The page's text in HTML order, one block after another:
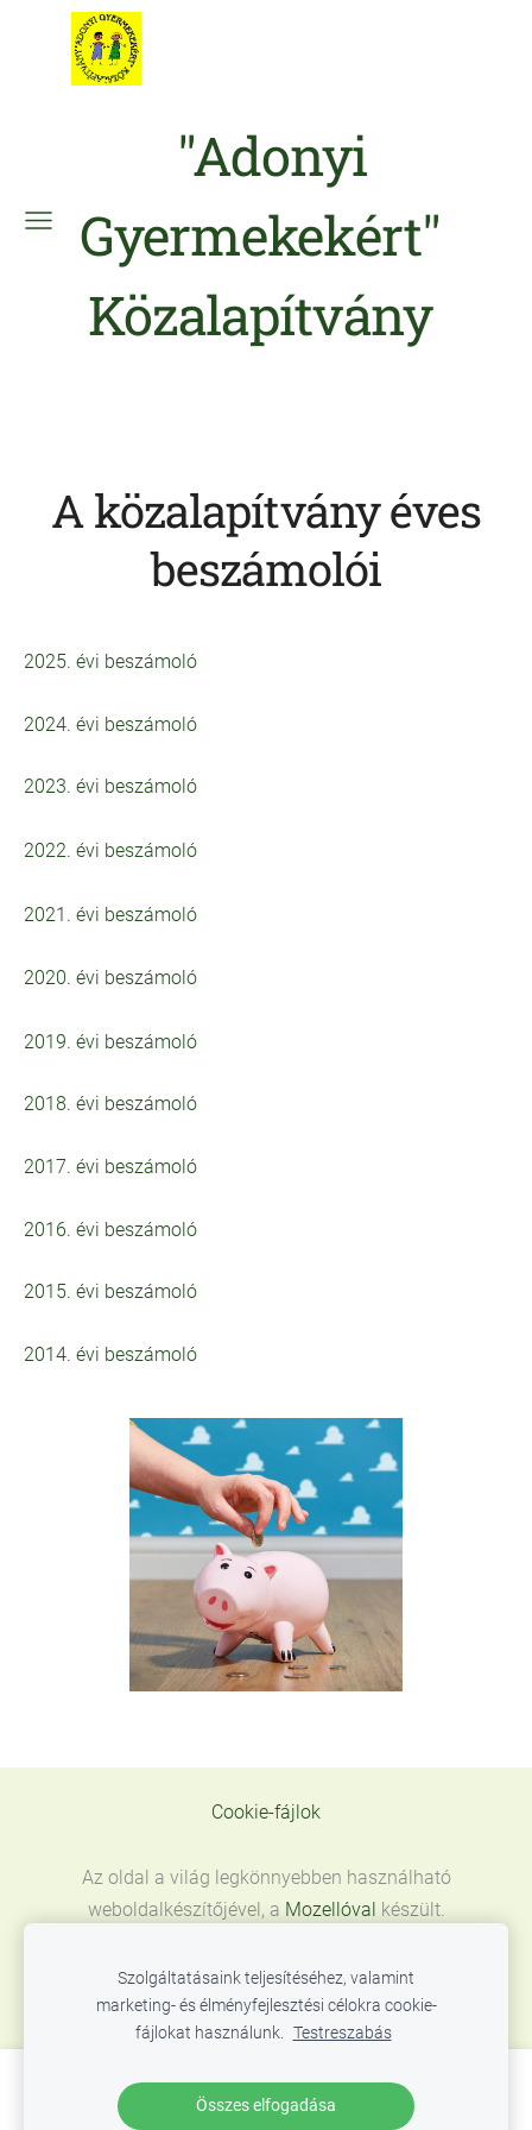
"Adonyi
Gyermekekért"
Közalapítvány
A közalapítvány éves
beszámolói
2025. évi beszámoló
2024. évi beszámoló
2023. évi beszámoló
2022. évi beszámoló
2021. évi beszámoló
2020. évi beszámoló
2019. évi beszámoló
2018. évi beszámoló
2017. évi beszámoló
2016. évi beszámoló
2015. évi beszámoló
2014. évi beszámoló
Cookie-fájlok
Az oldal a világ legkönnyebben használható
weboldalkészítőjével, a Mozellóval készült.
Hozzon létre weboldalt vagy webáruházat a
Mozello segítségével.
Szolgáltatásaink teljesítéséhez, valamint
marketing- és élményfejlesztési célokra cookie-
fájlokat használunk. Testreszabás
Összes elfogadása